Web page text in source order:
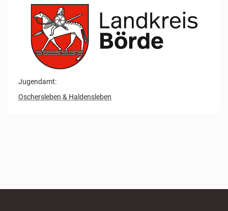
Jugendamt:
Oschersleben & Haldensleben